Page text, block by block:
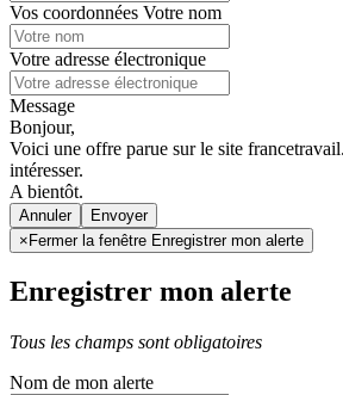
Vos coordonnées Votre nom
Votre adresse électronique
Message
Bonjour,
Voici une offre parue sur le site
intéresser.
A bientôt.
Annuler
×Fermer la fenêtre Enregistrer mon alerte
Enregistrer mon alerte
Tous les champs sont obligatoires
Nom de mon alerte